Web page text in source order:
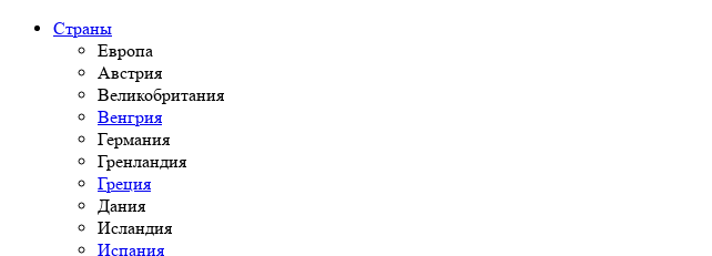
Страны
Европа
Австрия
Великобритания
Венгрия
Германия
Гренландия
Греция
Дания
Исландия
Испания